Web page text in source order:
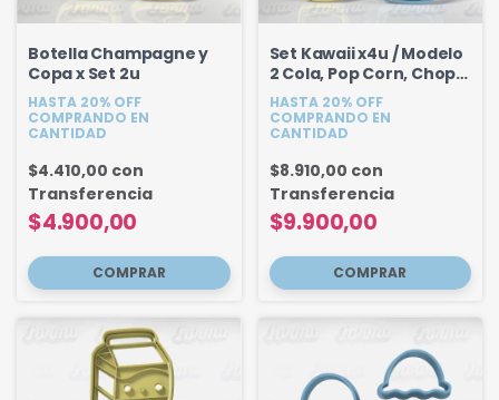
Botella Champagne y
Copa x Set 2u
HASTA 20% OFF
COMPRANDO EN
CANTIDAD
$4.900,00
$4.410,00 con
Transferencia
Set Kawaii x4u / Modelo
2 Cola, Pop Corn, Chopp,
Cafe
HASTA 20% OFF
COMPRANDO EN
CANTIDAD
$9.900,00
$8.910,00 con
Transferencia